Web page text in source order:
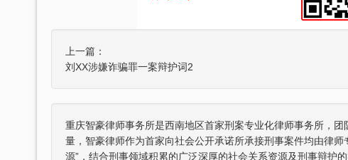
上一篇：
刘XX涉嫌诈骗罪一案辩护词2
重庆智豪律师事务所是西南地区首家刑案专业化律师事务所，
量，智豪律师作为首家向社会公开承诺所承接刑事案件均由律
源”，结合刑事领域积累的广泛深厚的社会关系资源及刑事辩护